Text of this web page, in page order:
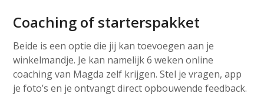
Coaching of starterspakket
Beide is een optie die jij kan toevoegen aan je
winkelmandje. Je kan namelijk 6 weken online
coaching van Magda zelf krijgen. Stel je vragen, app
je foto’s en je ontvangt direct opbouwende feedback.